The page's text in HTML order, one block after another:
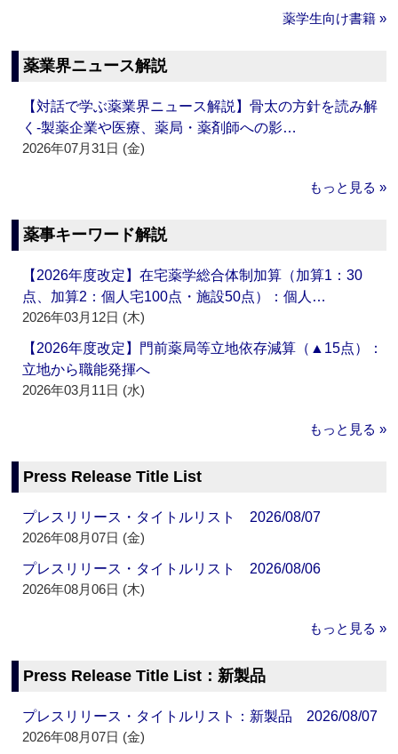
薬学生向け書籍 »
薬業界ニュース解説
【対話で学ぶ薬業界ニュース解説】骨太の方針を読み解
く‐製薬企業や医療、薬局・薬剤師への影…
2026年07月31日 (金)
もっと見る »
薬事キーワード解説
【2026年度改定】在宅薬学総合体制加算（加算1：30
点、加算2：個人宅100点・施設50点）：個人…
2026年03月12日 (木)
【2026年度改定】門前薬局等立地依存減算（▲15点）：
立地から職能発揮へ
2026年03月11日 (水)
もっと見る »
Press Release Title List
プレスリリース・タイトルリスト 2026/08/07
2026年08月07日 (金)
プレスリリース・タイトルリスト 2026/08/06
2026年08月06日 (木)
もっと見る »
Press Release Title List：新製品
プレスリリース・タイトルリスト：新製品 2026/08/07
2026年08月07日 (金)